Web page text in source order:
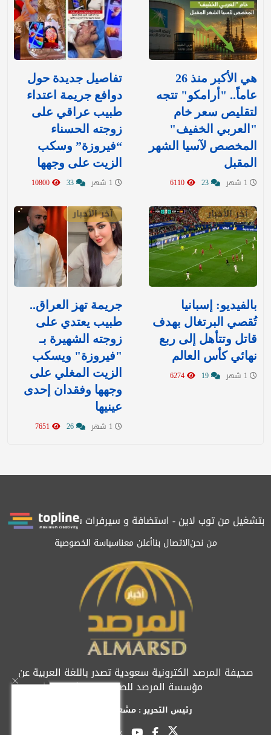
هي الأكبر منذ 26
عاماً.. "أرامكو" تتجه
لتقليص سعر خام
"العربي الخفيف"
المخصص لآسيا الشهر
المقبل
تفاصيل جديدة حول
دوافع جريمة اعتداء
طبيب عراقي على
زوجته الحسناء
“فيروزة” وسكب
الزيت على وجهها
آخر الأخبار
بالفيديو: إسبانيا
تُقصي البرتغال بهدف
قاتل وتتأهل إلى ربع
نهائي كأس العالم
آخر الأخبار
جريمة تهز العراق..
طبيب يعتدي على
زوجته الشهيرة بـ
"فيروزة" ويسكب
الزيت المغلي على
وجهها وفقدان إحدى
عينيها
من توب لاين - استضافة و سيرفرات سعوديةالمرصد حاصلة
من نحنالاتصال بناأعلن معناسياسة الخصوصية
صحيفة المرصد الكترونية سعودية تصدر باللغة العربية عن
مؤسسة المرصد للصحافة والنشر
رئيس التحرير : مشعل العريفي